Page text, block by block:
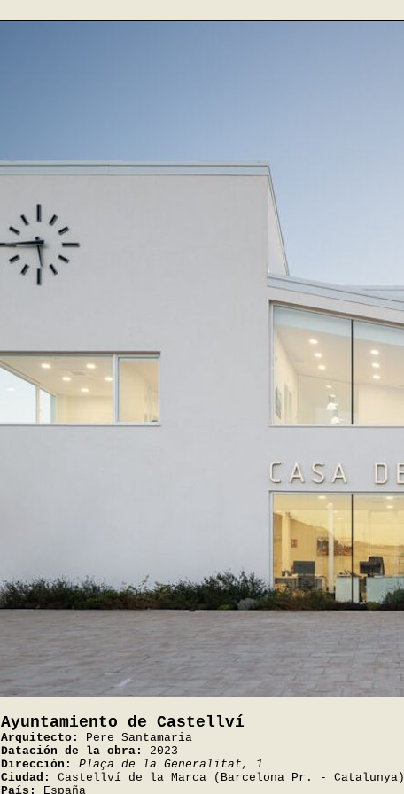
Ayuntamiento de Castellví
Arquitecto:
Pere Santamaria
Datación de la obra:
2023
Dirección:
Plaça de la Generalitat, 1
Ciudad:
Castellví de la Marca (Barcelona Pr. - Catalunya)
País:
España